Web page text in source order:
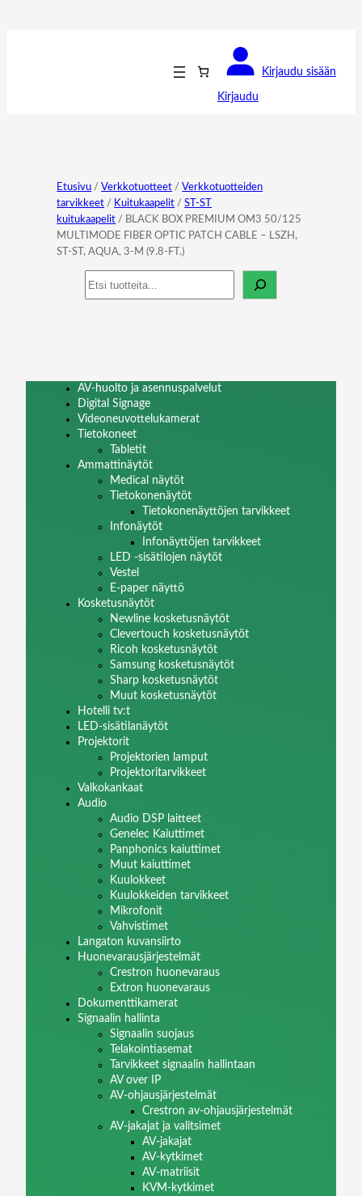
Kirjaudu
Kirjaudu sisään
Etusivu / Verkkotuotteet / Verkkotuotteiden
tarvikkeet / Kuitukaapelit /ST-ST
kuitukaapelit / BLACK BOX PREMIUM OM3 50/125
MULTIMODE FIBER OPTIC PATCH CABLE – LSZH,
ST-ST, AQUA, 3-M (9.8-FT.)
Haku
AV-huolto ja asennuspalvelut
Digital Signage
Videoneuvottelukamerat
Tietokoneet
Tabletit
Ammattinäytöt
Medical näytöt
Tietokonenäytöt
Tietokonenäyttöjen tarvikkeet
Infonäytöt
Infonäyttöjen tarvikkeet
LED -sisätilojen näytöt
Vestel
E-paper näyttö
Kosketusnäytöt
Newline kosketusnäytöt
Clevertouch kosketusnäytöt
Ricoh kosketusnäytöt
Samsung kosketusnäytöt
Sharp kosketusnäytöt
Muut kosketusnäytöt
Hotelli tv:t
LED-sisätilanäytöt
Projektorit
Projektorien lamput
Projektoritarvikkeet
Valkokankaat
Audio
Audio DSP laitteet
Genelec Kaiuttimet
Panphonics kaiuttimet
Muut kaiuttimet
Kuulokkeet
Kuulokkeiden tarvikkeet
Mikrofonit
Vahvistimet
Langaton kuvansiirto
Huonevarausjärjestelmät
Crestron huonevaraus
Extron huonevaraus
Dokumenttikamerat
Signaalin hallinta
Signaalin suojaus
Telakointiasemat
Tarvikkeet signaalin hallintaan
AV over IP
AV-ohjausjärjestelmät
Crestron av-ohjausjärjestelmät
AV-jakajat ja valitsimet
AV-jakajat
AV-kytkimet
AV-matriisit
KVM-kytkimet